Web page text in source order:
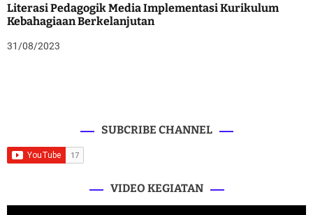
Literasi Pedagogik Media Implementasi Kurikulum
Kebahagiaan Berkelanjutan
31/08/2023
SUBCRIBE CHANNEL
VIDEO KEGIATAN